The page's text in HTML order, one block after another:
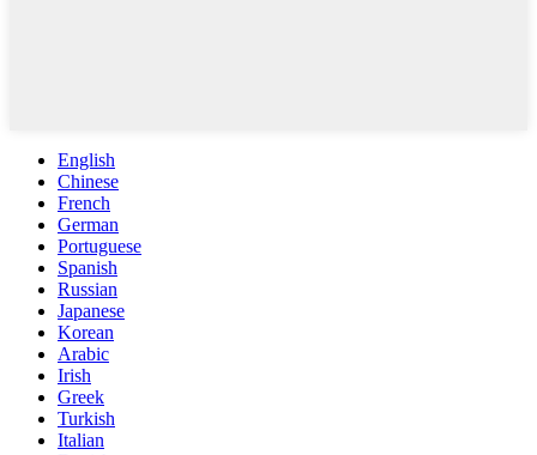
English
Chinese
French
German
Portuguese
Spanish
Russian
Japanese
Korean
Arabic
Irish
Greek
Turkish
Italian